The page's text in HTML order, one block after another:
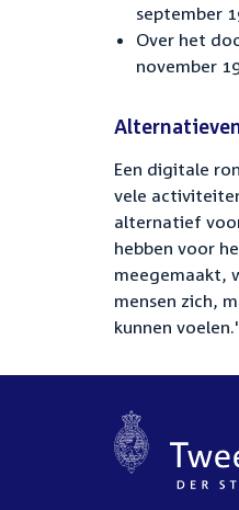
september
Over het
november
Een digitale
vele
alternatief
hebben voor
meegemaakt,
mensen zich,
kunnen